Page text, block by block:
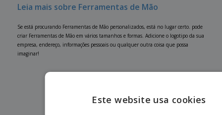
Leia mais sobre Ferramentas de Mão
Se está procurando Ferramentas de Mão personalizados, está no lugar certo. pode
criar Ferramentas de Mão em vários tamanhos e formas. Adicione o logotipo da sua
empresa, endereço, informações pessoais ou qualquer outra coisa que possa
imaginar!
Este website usa cookies